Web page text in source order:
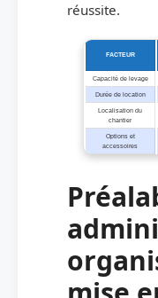
réussite.
FACTEUR
Capacité de levage
Durée de location
Localisation du
chantier
Options et
accessoires